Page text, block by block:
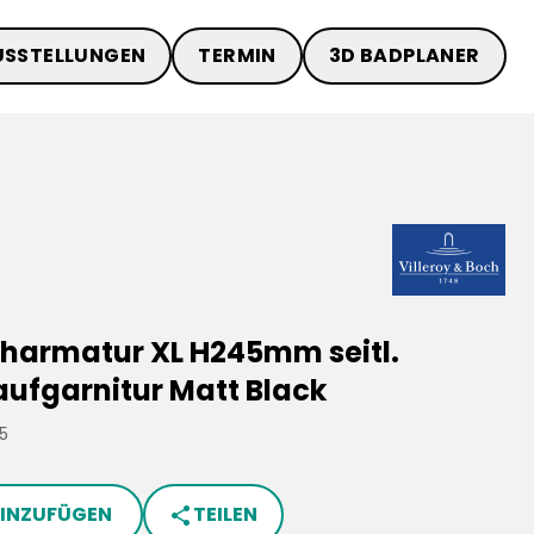
TERMIN 3D BADPLANER
XL H245mm seitl.
Matt Black
share TEILEN